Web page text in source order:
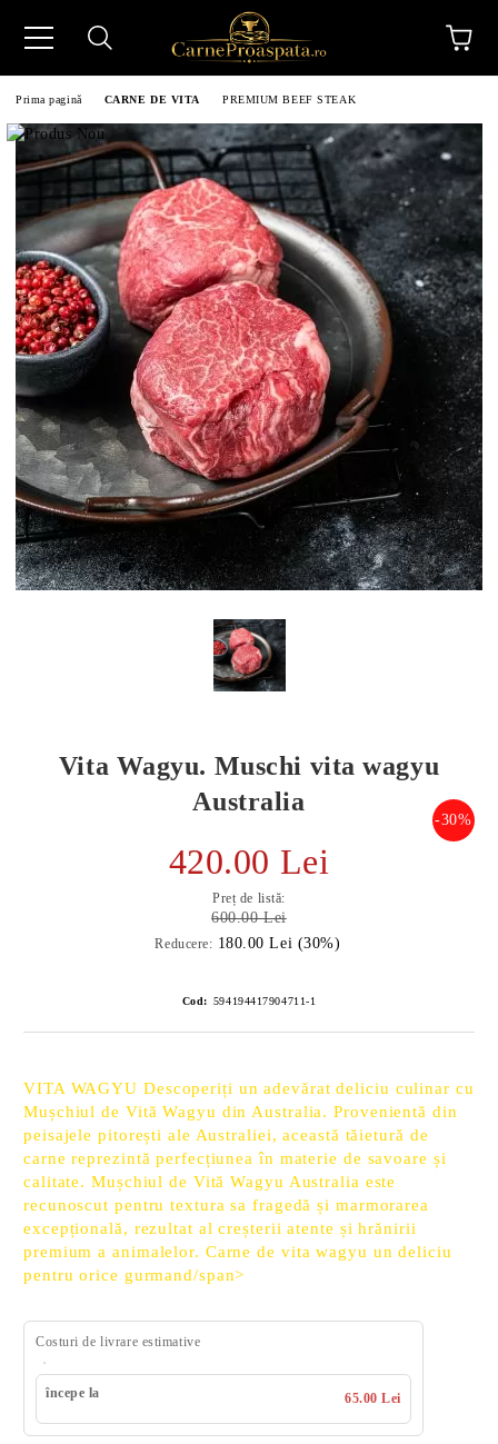
Prima pagină CARNE DE VITA PREMIUM BEEF STEAK
Vita Wagyu. Muschi vita wagyu
Australia
-30%
420.00 Lei
Preț de listă:
600.00 Lei
Reducere: 180.00 Lei (30%)
Cod: 594194417904711-1
VITA WAGYU Descoperiți un adevărat deliciu culinar cu
Mușchiul de Vită Wagyu din Australia. Provenientă din
peisajele pitorești ale Australiei, această tăietură de
carne reprezintă perfecțiunea în materie de savoare și
calitate. Mușchiul de Vită Wagyu Australia este
recunoscut pentru textura sa fragedă și marmorarea
excepțională, rezultat al creșterii atente și hrănirii
premium a animalelor. Carne de vita wagyu un deliciu
pentru orice gurmand/span>
Costuri de livrare estimative
începe la 65.00 Lei